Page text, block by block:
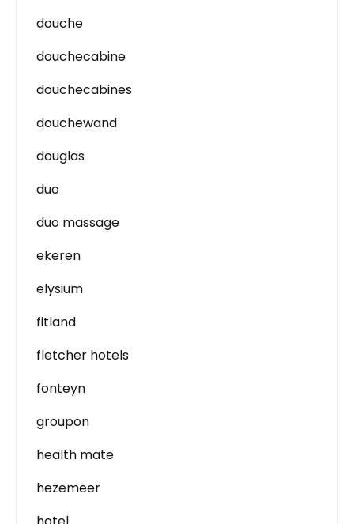
douche
douchecabine
douchecabines
douchewand
douglas
duo
duo massage
ekeren
elysium
fitland
fletcher hotels
fonteyn
groupon
health mate
hezemeer